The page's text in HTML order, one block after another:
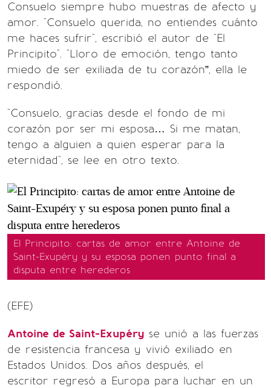
Consuelo siempre hubo muestras de afecto y
amor. "Consuelo querida, no entiendes cuánto
me haces sufrir", escribió el autor de "El
Principito". "Lloro de emoción, tengo tanto
miedo de ser exiliada de tu corazón”, ella le
respondió.
"Consuelo, gracias desde el fondo de mi
corazón por ser mi esposa… Si me matan,
tengo a alguien a quien esperar para la
eternidad", se lee en otro texto.
El Principito: cartas de amor entre Antoine de
Saint-Exupéry y su esposa ponen punto final a
disputa entre herederos
(EFE)
Antoine de Saint-Exupéry se unió a las fuerzas
de resistencia francesa y vivió exiliado en
Estados Unidos. Dos años después, el
escritor regresó a Europa para luchar en un